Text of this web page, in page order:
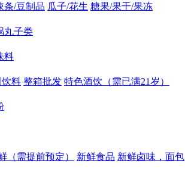
条/豆制品 瓜子/花生 糖果/果干/果冻
丸子类
料
料 整箱批发 特色酒饮（需已满21岁）
（需提前预定） 新鲜食品 新鲜卤味，面包